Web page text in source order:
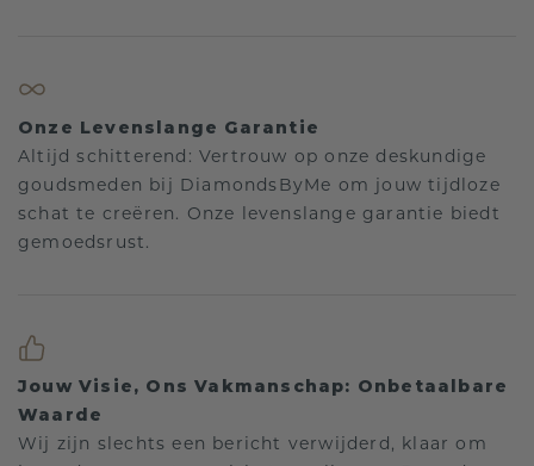
Onze Levenslange Garantie
Altijd schitterend: Vertrouw op onze deskundige
goudsmeden bij DiamondsByMe om jouw tijdloze
schat te creëren. Onze levenslange garantie biedt
gemoedsrust.
Jouw Visie, Ons Vakmanschap: Onbetaalbare
Waarde
Wij zijn slechts een bericht verwijderd, klaar om